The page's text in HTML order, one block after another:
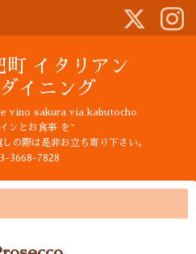
イタリアン
イニング
e vino sakura via kabutocho
ンとお食事 を~
の際は是非お立ち寄り下さい。
3668-7828